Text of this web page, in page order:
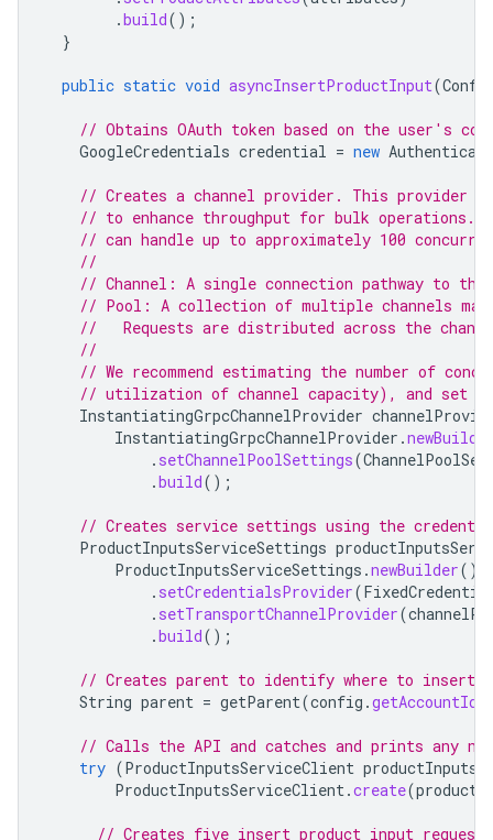
.build();
}
public static void asyncInsertProductInput(
// Obtains OAuth token based on the user's
GoogleCredentials credential = new
// Creates a channel provider. This provider
// to enhance throughput for bulk operations.
// can handle up to approximately 100
//
// Channel: A single connection pathway to
// Pool: A collection of multiple channels
//   Requests are distributed across the
//
// We recommend estimating the number of
// utilization of channel capacity), and set
InstantiatingGrpcChannelProvider
InstantiatingGrpcChannelProvider .
. setChannelPoolSettings(
.build();
// Creates service settings using the
ProductInputsServiceSettings
ProductInputsServiceSettings .newBuilder()
. setCredentialsProvider(
. setTransportChannelProvider(
.build();
// Creates parent to identify where to insert
String parent = getParent(config .getAccountId
// Calls the API and catches and prints any
try (ProductInputsServiceClient
ProductInputsServiceClient.create(
// Creates five insert product input requests